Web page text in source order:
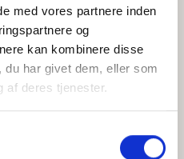
med vores partnere inden
og
kan kombinere disse
du har givet dem, eller som
af deres tjenester.
mine personoplysninger i